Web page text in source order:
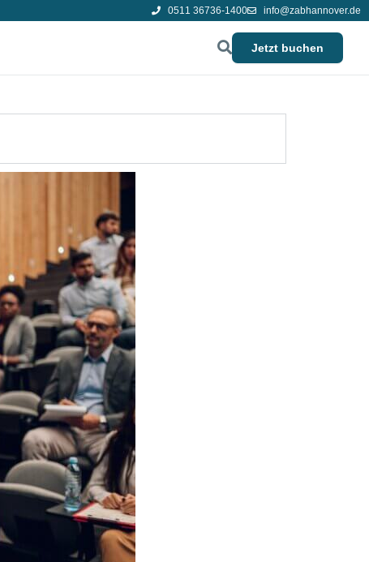
0511 36736-1400 info@zabhannover.de
Jetzt buchen